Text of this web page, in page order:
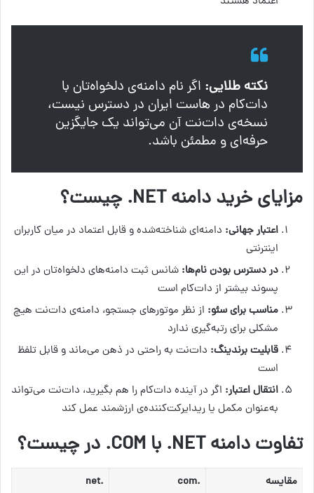
نکته طلایی: اگر نام دامنه‌ی دلخواه‌تان با
دات‌کام در هاست ایران در دسترس نیست،
نسخه‌ی دات‌نت آن می‌تواند یک جایگزین
حرفه‌ای و مطمئن باشد.
مزایای خرید دامنه NET. چیست؟
اعتبار جهانی: دامنه‌ای شناخته‌شده و قابل اعتماد در میان کاربران
اینترنتی
در دسترس بودن نام‌ها: شانس ثبت دامنه‌های دلخواه‌تان در این
پسوند بیشتر از دات‌کام است
مناسب برای سئو: از نظر موتورهای جستجو، دامنه‌ی دات‌نت هیچ
مشکلی برای رتبه‌گیری ندارد
قابلیت برندینگ: دات‌نت به راحتی در ذهن می‌ماند و قابل تلفظ
است
انتقال اعتبار: اگر در آینده دات‌کام را هم بگیرید، دات‌نت می‌تواند
به‌عنوان مکمل یا ریدایرکت‌کننده‌ی ارزشمند عمل کند
تفاوت دامنه NET. با COM. در چیست؟
مقایسه .com
.net